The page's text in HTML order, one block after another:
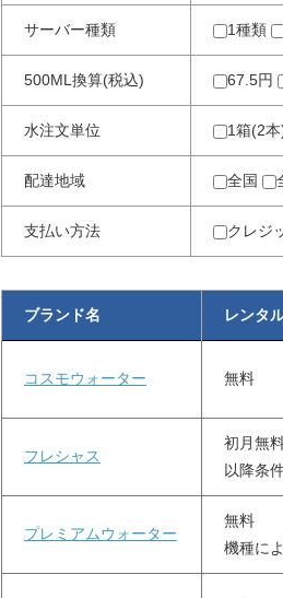
サーバー種類 1種類
500ML換算(税込) 67.5円
水注文単位 1箱(2本
配達地域 全国
支払い方法 クレジ
ブランド名 レンタ
コスモウォーター 無料
フレシャス
初月無
以降条
プレミアムウォーター
無料
機種に